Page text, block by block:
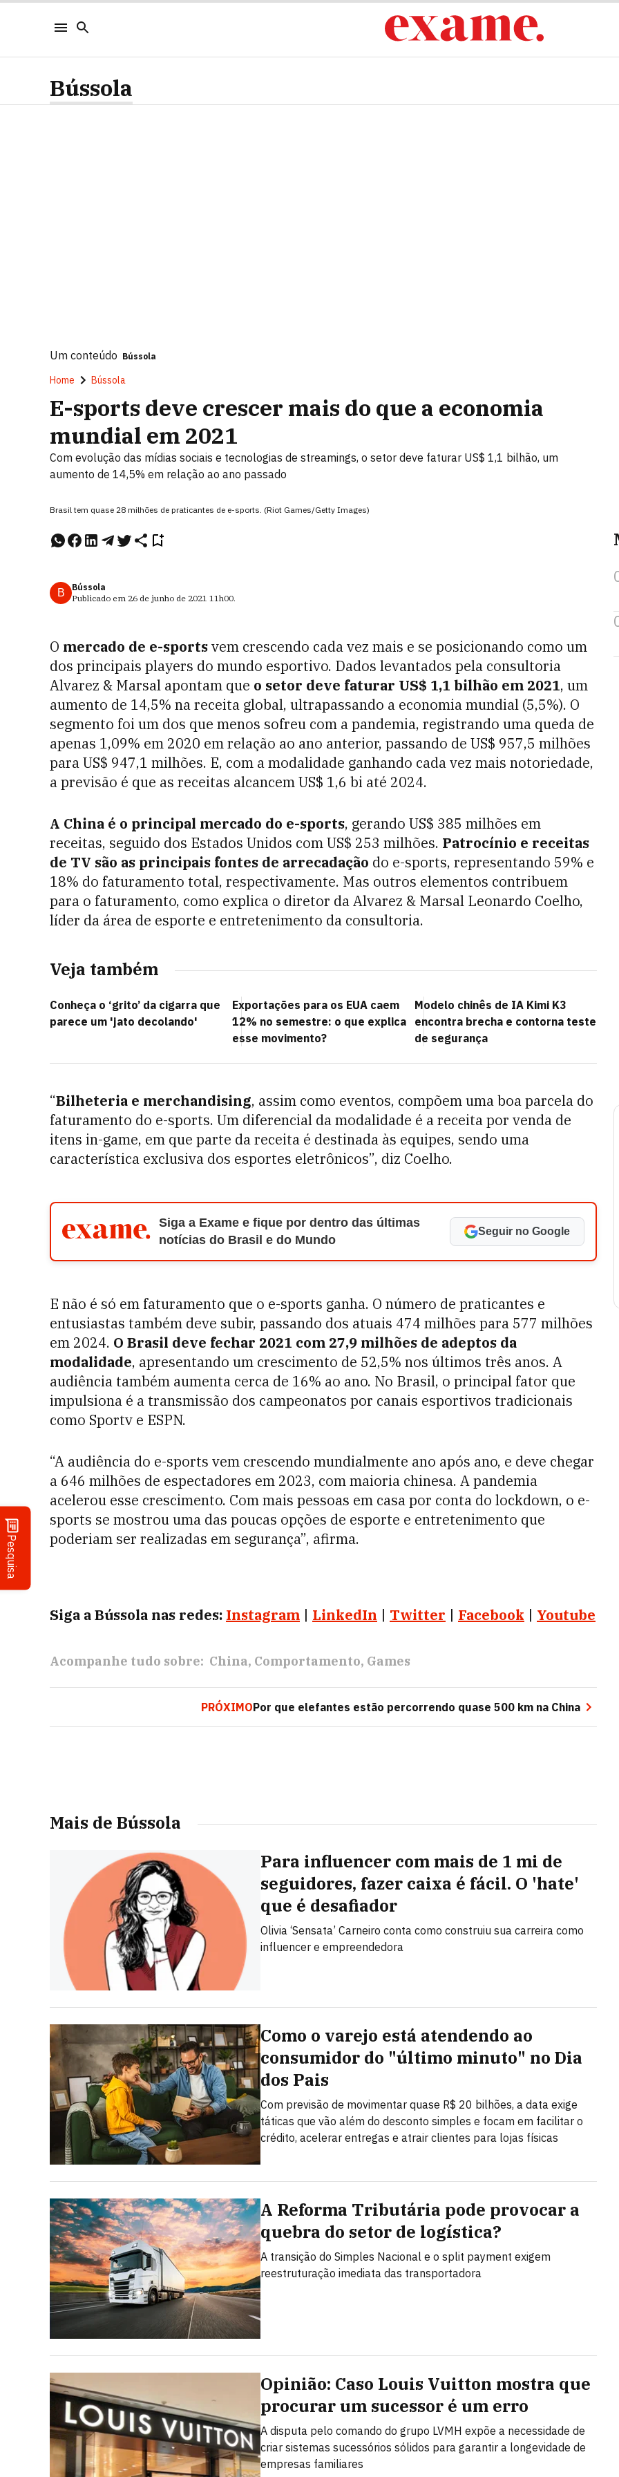
Pesquisa
Bússola
Um conteúdo Bússola
Home Bússola
E-sports deve crescer mais do que a economia
mundial em 2021
Com evolução das mídias sociais e tecnologias de streamings, o setor deve faturar US$ 1,1 bilhão, um
aumento de 14,5% em relação ao ano passado
Brasil tem quase 28 milhões de praticantes de e-sports. (Riot Games/Getty Images)
B
Bússola
Publicado em 26 de junho de 2021 11h00.
O mercado de e-sportsvem crescendo cada vez mais e se posicionando como um
dos principais players do mundo esportivo. Dados levantados pela consultoria
Alvarez & Marsal apontam que o setor deve faturar US$ 1,1 bilhão em 2021, um
aumento de 14,5% na receita global, ultrapassando a economia mundial (5,5%). O
segmento foi um dos que menos sofreu com a pandemia, registrando uma queda de
apenas 1,09% em 2020 em relação ao ano anterior, passando de US$ 957,5 milhões
para US$ 947,1 milhões. E, com a modalidade ganhando cada vez mais notoriedade,
a previsão é que as receitas alcancem US$ 1,6 bi até 2024.
A China é o principal mercado do e-sports, gerando US$ 385 milhões em
receitas, seguido dos Estados Unidos com US$ 253 milhões. Patrocínio e receitas
de TV são as principais fontes de arrecadação do e-sports, representando 59% e
18% do faturamento total, respectivamente. Mas outros elementos contribuem
para o faturamento, como explica o diretor da Alvarez & Marsal Leonardo Coelho,
líder da área de esporte e entretenimento da consultoria.
Veja também
Conheça o ‘grito’ da cigarra que
parece um 'jato decolando'
Exportações para os EUA caem
12% no semestre: o que explica
esse movimento?
Modelo chinês de IA Kimi K3
encontra brecha e contorna teste
de segurança
“Bilheteria e merchandising, assim como eventos, compõem uma boa parcela do
faturamento do e-sports. Um diferencial da modalidade é a receita por venda de
itens in-game, em que parte da receita é destinada às equipes, sendo uma
característica exclusiva dos esportes eletrônicos”, diz Coelho.
Siga a Exame e fique por dentro das últimas
notícias do Brasil e do Mundo
Seguir no Google
E não é só em faturamento que o e-sports ganha. O número de praticantes e
entusiastas também deve subir, passando dos atuais 474 milhões para 577 milhões
em 2024. O Brasil deve fechar 2021 com 27,9 milhões de adeptos da
modalidade, apresentando um crescimento de 52,5% nos últimos três anos. A
audiência também aumenta cerca de 16% ao ano. No Brasil, o principal fator que
impulsiona é a transmissão dos campeonatos por canais esportivos tradicionais
como Sportv e ESPN.
“A audiência do e-sports vem crescendo mundialmente ano após ano, e deve chegar
a 646 milhões de espectadores em 2023, com maioria chinesa. A pandemia
acelerou esse crescimento. Com mais pessoas em casa por conta do lockdown, o e-
sports se mostrou uma das poucas opções de esporte e entretenimento que
poderiam ser realizadas em segurança”, afirma.
Siga a Bússola nas redes: Instagram | LinkedIn | Twitter | Facebook | Youtube
Acompanhe tudo sobre: China Comportamento Games
PRÓXIMOPor que elefantes estão percorrendo quase 500 km na China
Mais de Bússola
Para influencer com mais de 1 mi de
seguidores, fazer caixa é fácil. O 'hate'
que é desafiador
Olivia ‘Sensata’ Carneiro conta como construiu sua carreira como
influencer e empreendedora
Como o varejo está atendendo ao
consumidor do "último minuto" no Dia
dos Pais
Com previsão de movimentar quase R$ 20 bilhões, a data exige
táticas que vão além do desconto simples e focam em facilitar o
crédito, acelerar entregas e atrair clientes para lojas físicas
A Reforma Tributária pode provocar a
quebra do setor de logística?
A transição do Simples Nacional e o split payment exigem
reestruturação imediata das transportadora
Opinião: Caso Louis Vuitton mostra que
procurar um sucessor é um erro
A disputa pelo comando do grupo LVMH expõe a necessidade de
criar sistemas sucessórios sólidos para garantir a longevidade de
empresas familiares